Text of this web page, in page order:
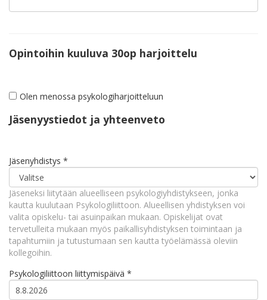
Opintoihin kuuluva 30op harjoittelu
Olen menossa psykologiharjoitteluun
Jäsenyystiedot ja yhteenveto
Jäsenyhdistys *
Jäseneksi liitytään alueelliseen psykologiyhdistykseen, jonka
kautta kuulutaan Psykologiliittoon. Alueellisen yhdistyksen voi
valita opiskelu- tai asuinpaikan mukaan. Opiskelijat ovat
tervetulleita mukaan myös paikallisyhdistyksen toimintaan ja
tapahtumiin ja tutustumaan sen kautta työelämässä oleviin
kollegoihin.
Psykologiliittoon liittymispäivä *